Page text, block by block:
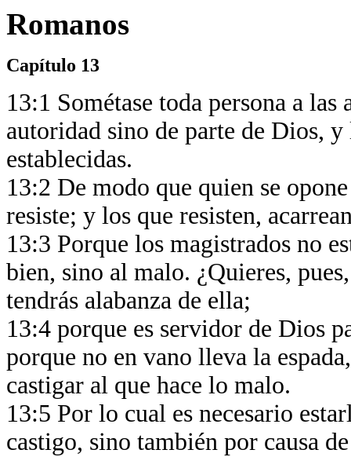
Romanos
Capítulo 13
13:1 Sométase toda persona a
autoridad sino de parte de Dios,
establecidas.
13:2 De modo que quien se
resiste; y los que resisten,
13:3 Porque los magistrados no
bien, sino al malo. ¿Quieres,
tendrás alabanza de ella;
13:4 porque es servidor de Dios
porque no en vano lleva la
castigar al que hace lo malo.
13:5 Por lo cual es necesario
castigo, sino también por causa